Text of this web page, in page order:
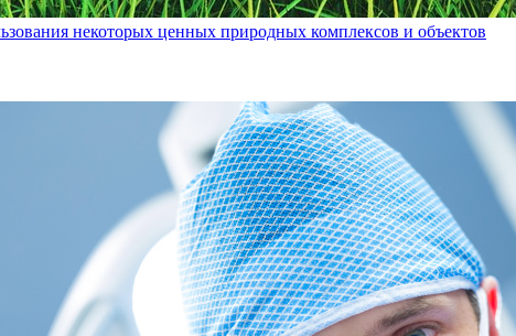
некоторых ценных природных комплексов и объектов